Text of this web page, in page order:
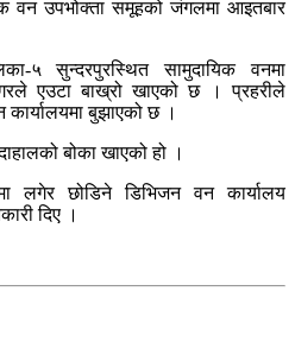
वन उपभोक्ता समूहको जंगलमा आइतबार
५ सुन्दरपुरस्थित सामुदायिक वनमा
एउटा बाख्रो खाएको छ । प्रहरीले
बुझाएको छ ।
बोका खाएको हो ।
लगेर छोडिने डिभिजन वन कार्यालय
दिए ।